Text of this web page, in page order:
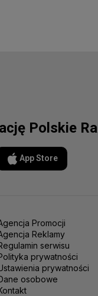
Polskie
App Store
Promocji
Reklamy
serwisu
prywatności
prywatności
osobowe